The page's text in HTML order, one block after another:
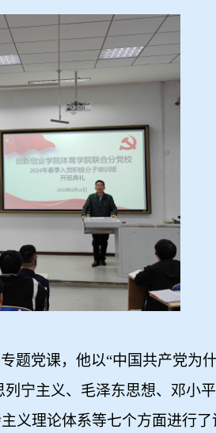
题党课，他以“中国共产党为
宁主义、毛泽东思想、邓小
义理论体系等七个方面进行了